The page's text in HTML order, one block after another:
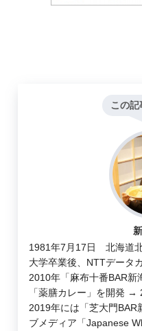
この記
1981年7月17日 北海道
大学卒業後、NTTデータ
2010年「麻布十番BAR
「薬膳カレー」を開発 →
2019年には「芝大門
ブメディア「Japanese